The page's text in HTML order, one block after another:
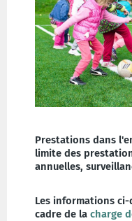
Prestations dans
limite des
annuelles,
Les informations
cadre de la charge